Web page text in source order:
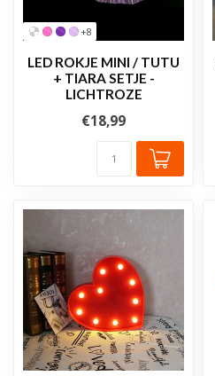
+8
LED ROKJE MINI / TUTU
+ TIARA SETJE -
LICHTROZE
€18,99